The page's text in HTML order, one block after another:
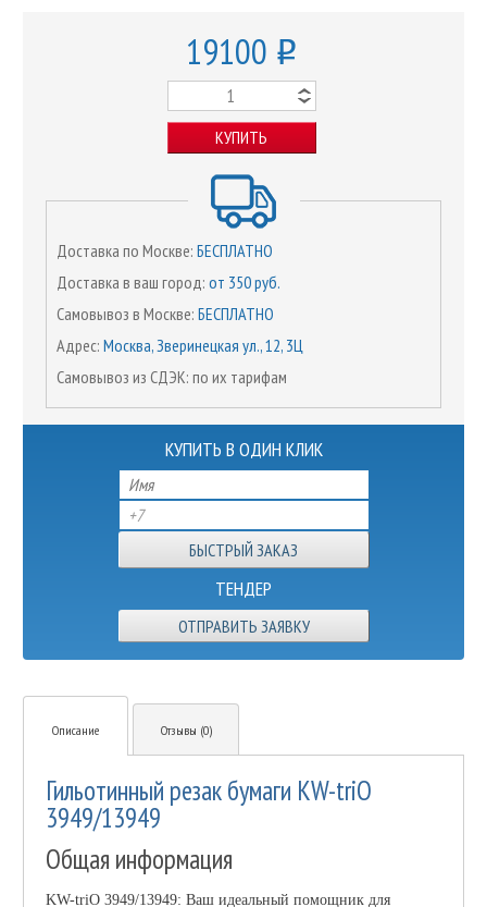
19100 o
КУПИТЬ
Доставка по Москве: БЕСПЛАТНО
Доставка в ваш город: от 350 руб.
Самовывоз в Москве: БЕСПЛАТНО
Адрес: Москва, Зверинецкая ул., 12, 3Ц
Самовывоз из СДЭК: по их тарифам
КУПИТЬ В ОДИН КЛИК
ТЕНДЕР
ОТПРАВИТЬ ЗАЯВКУ
Описание Отзывы (0)
Гильотинный резак бумаги KW-triO
3949/13949
Общая информация
KW-triO 3949/13949: Ваш идеальный помощник для